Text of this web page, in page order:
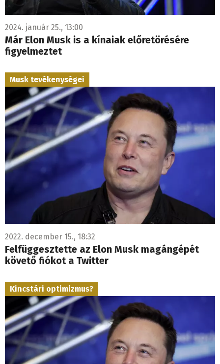
2024. január 25., 13:00
Már Elon Musk is a kínaiak előretörésére
figyelmeztet
Musk tevékenységei
2022. december 15., 18:32
Felfüggesztette az Elon Musk magángépét
követő fiókot a Twitter
Kincstári optimizmus?